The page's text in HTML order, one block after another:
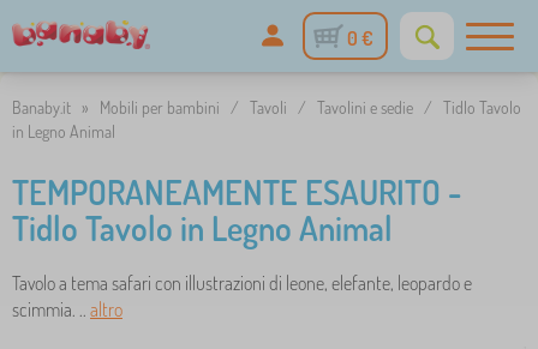
0 €
Banaby.it » Mobili per bambini / Tavoli / Tavolini e sedie / Tidlo Tavolo
in Legno Animal
TEMPORANEAMENTE ESAURITO -
Tidlo Tavolo in Legno Animal
Tavolo a tema safari con illustrazioni di leone, elefante, leopardo e
scimmia. .. altro